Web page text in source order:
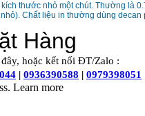
thước nhỏ một chút. Thường là
Chất liệu in thường dùng decan